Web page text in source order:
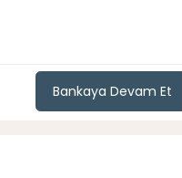
Bankaya Devam Et